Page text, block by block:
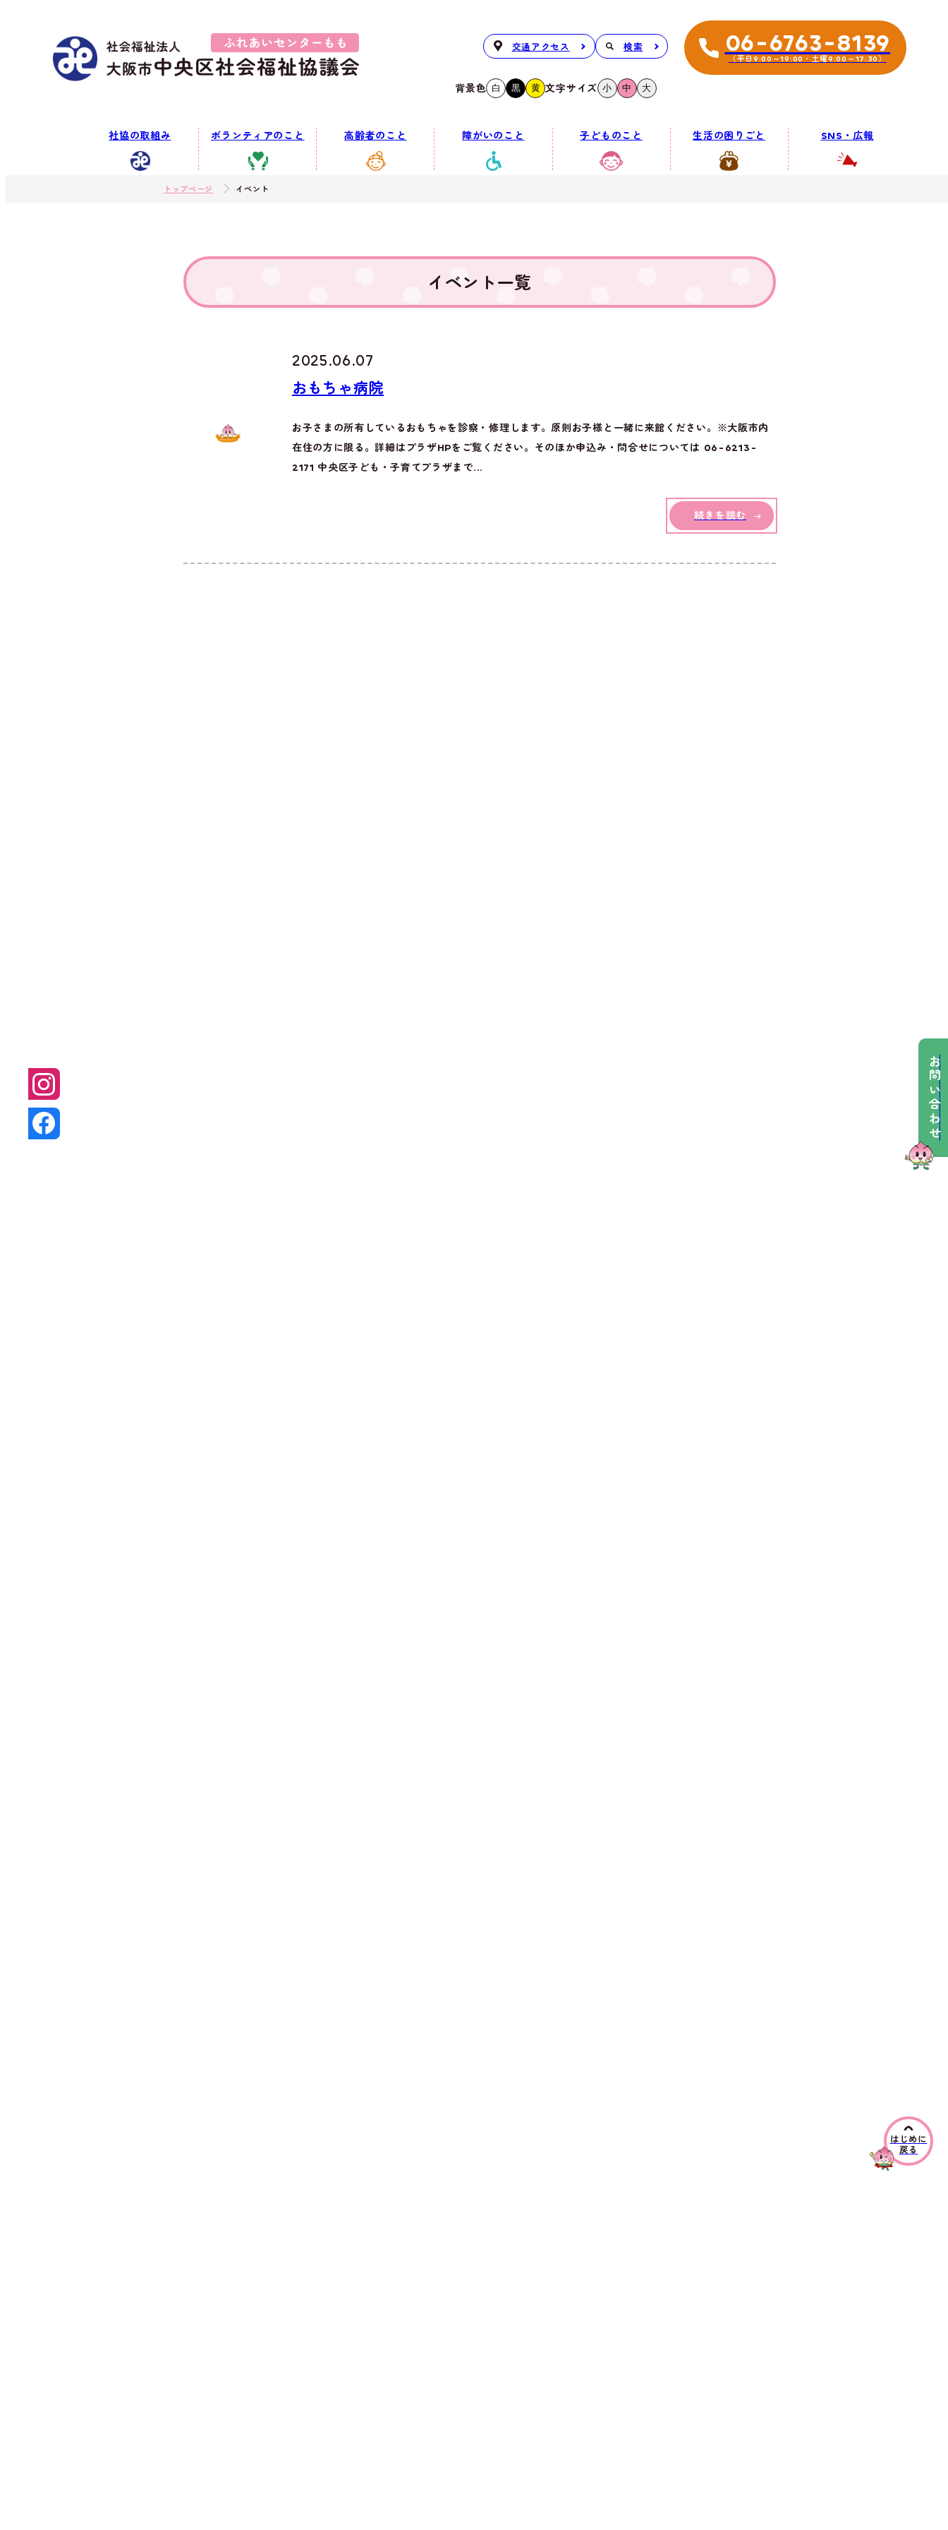
交通アクセス 検索
背景色 白 黒 黄 文字サイズ 小 中 大
06-6763-8139
（平日9:00～19:00・土曜9:00～17:30）
社協の取組み ボランティアのこと 高齢者のこと 障がいのこと 子どものこと 生活の困りごと SNS・広報
お問い合わせ
トップページ イベント
イベント一覧
2025.06.07
おもちゃ病院
お子さまの所有しているおもちゃを診察・修理します。原則お子様と一緒に来館ください。※大阪市内
在住の方に限る。詳細はプラザHPをご覧ください。そのほか申込み・問合せについては 06-6213-
2171 中央区子ども・子育てプラザまで...
続きを読む
はじめに
戻る